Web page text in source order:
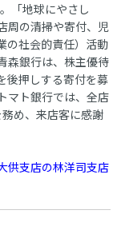
「地球にやさし
周の清掃や寄付、児
の社会的責任）活動
森銀行は、株主優待
後押しする寄付を募
マト銀行では、全店
め、来店客に感謝
供支店の林洋司支店